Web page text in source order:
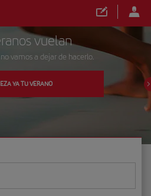
vuelan
vamos a dejar de hacerlo.
YA TU VERANO